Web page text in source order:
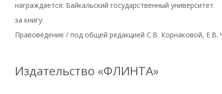
награждается: Байкальский государственный университет
за книгу:
Правоведение / под общей редакцией С.В. Корнаковой, Е.В.
Издательство «ФЛИНТА»